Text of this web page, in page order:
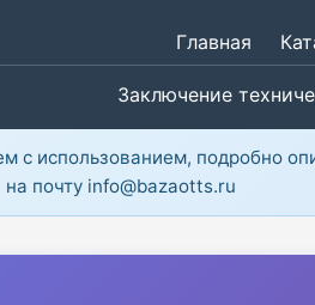
Главная
Заключение
с использованием, подробно
на почту info@bazaotts.ru